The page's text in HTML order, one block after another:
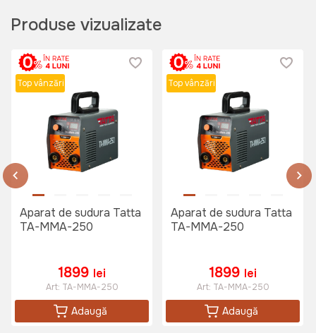
249 lei
Electrozi EZ ADRIA R 3.2*350
Art:VOR58075
297 lei
269 lei
Art:
Produse vizualizate
Top vânzări
Aparat de sudura Tatta
TA-MMA-250
1899 lei
Art: TA-MMA-250
Adaugă
Top vânzări
Aparat de sudura Tatta
TA-MMA-250
1899 lei
Art: TA-MMA-250
Adaugă